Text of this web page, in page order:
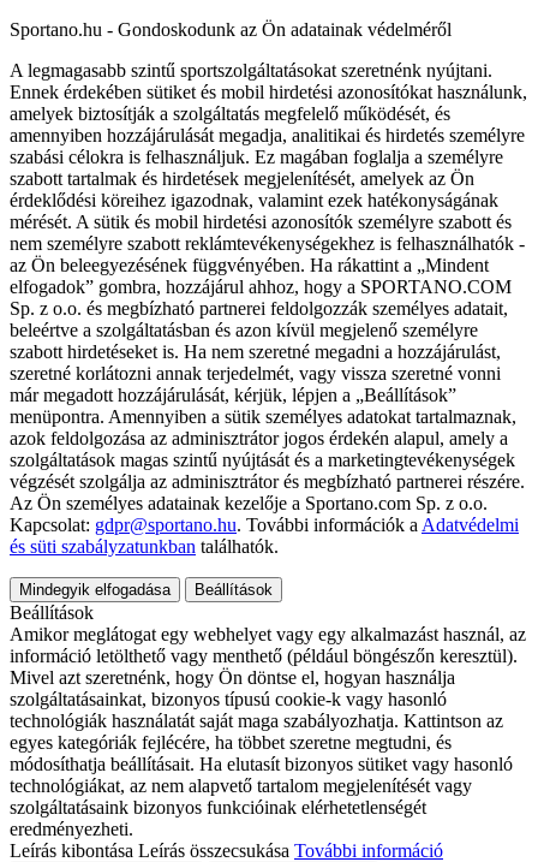
Sportano.hu - Gondoskodunk az Ön adatainak védelméről
A legmagasabb szintű sportszolgáltatásokat szeretnénk nyújtani.
Ennek érdekében sütiket és mobil hirdetési azonosítókat használunk,
amelyek biztosítják a szolgáltatás megfelelő működését, és
amennyiben hozzájárulását megadja, analitikai és hirdetés személyre
szabási célokra is felhasználjuk. Ez magában foglalja a személyre
szabott tartalmak és hirdetések megjelenítését, amelyek az Ön
érdeklődési köreihez igazodnak, valamint ezek hatékonyságának
mérését. A sütik és mobil hirdetési azonosítók személyre szabott és
nem személyre szabott reklámtevékenységekhez is felhasználhatók -
az Ön beleegyezésének függvényében. Ha rákattint a „Mindent
elfogadok” gombra, hozzájárul ahhoz, hogy a SPORTANO.COM
Sp. z o.o. és megbízható partnerei feldolgozzák személyes adatait,
beleértve a szolgáltatásban és azon kívül megjelenő személyre
szabott hirdetéseket is. Ha nem szeretné megadni a hozzájárulást,
szeretné korlátozni annak terjedelmét, vagy vissza szeretné vonni
már megadott hozzájárulását, kérjük, lépjen a „Beállítások”
menüpontra. Amennyiben a sütik személyes adatokat tartalmaznak,
azok feldolgozása az adminisztrátor jogos érdekén alapul, amely a
szolgáltatások magas szintű nyújtását és a marketingtevékenységek
végzését szolgálja az adminisztrátor és megbízható partnerei részére.
Az Ön személyes adatainak kezelője a Sportano.com Sp. z o.o.
Kapcsolat: gdpr@sportano.hu. További információk a Adatvédelmi
és süti szabályzatunkban találhatók.
Mindegyik elfogadása Beállítások
Beállítások
Amikor meglátogat egy webhelyet vagy egy alkalmazást használ, az
információ letölthető vagy menthető (például böngészőn keresztül).
Mivel azt szeretnénk, hogy Ön döntse el, hogyan használja
szolgáltatásainkat, bizonyos típusú cookie-k vagy hasonló
technológiák használatát saját maga szabályozhatja. Kattintson az
egyes kategóriák fejlécére, ha többet szeretne megtudni, és
módosíthatja beállításait. Ha elutasít bizonyos sütiket vagy hasonló
technológiákat, az nem alapvető tartalom megjelenítését vagy
szolgáltatásaink bizonyos funkcióinak elérhetetlenségét
eredményezheti.
Leírás kibontása Leírás összecsukása További információ